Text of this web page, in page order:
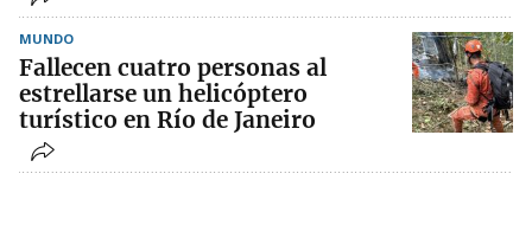
MUNDO
Fallecen cuatro personas al
estrellarse un helicóptero
turístico en Río de Janeiro